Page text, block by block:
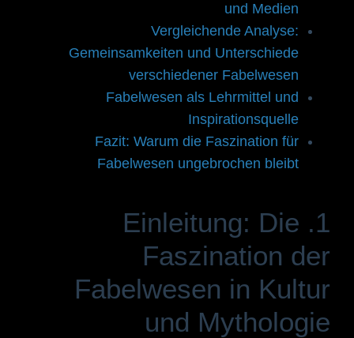
und Medien
Vergleichende Analyse:
Gemeinsamkeiten und Unterschiede
verschiedener Fabelwesen
Fabelwesen als Lehrmittel und
Inspirationsquelle
Fazit: Warum die Faszination für
Fabelwesen ungebrochen bleibt
1. Einleitung: Die
Faszination der
Fabelwesen in Kultur
und Mythologie